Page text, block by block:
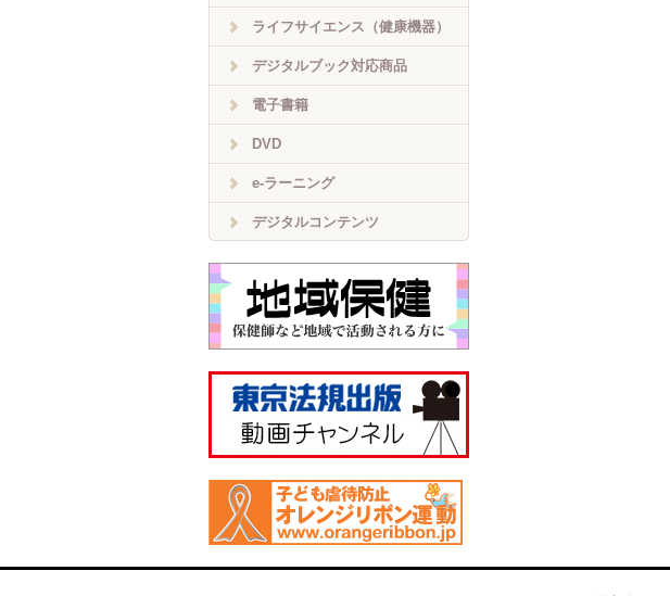
ライフサイエンス（健康機器）
デジタルブック対応商品
電子書籍
DVD
e-ラーニング
デジタルコンテンツ